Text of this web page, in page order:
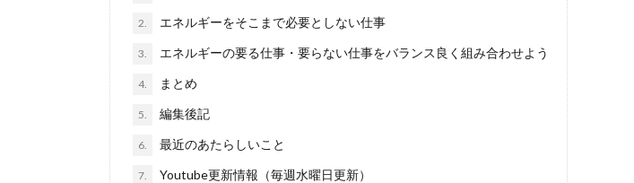
2. エネルギーをそこまで必要としない仕事
3. エネルギーの要る仕事・要らない仕事をバランス良く組み合わせよう
4. まとめ
5. 編集後記
6. 最近のあたらしいこと
7. Youtube更新情報（毎週水曜日更新）